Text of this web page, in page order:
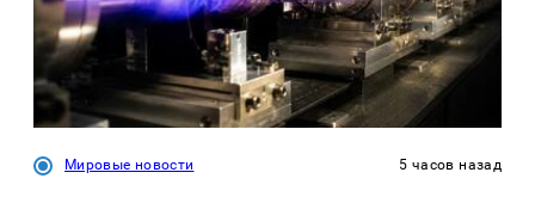
Мировые новости 5 часов назад